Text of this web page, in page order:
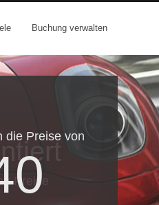
Buchung verwalten
die Preise von
Preise